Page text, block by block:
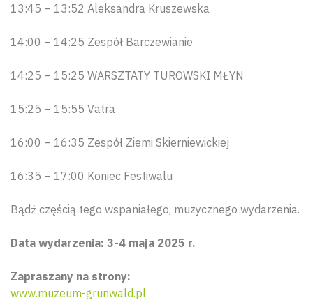
13:45 – 13:52 Aleksandra Kruszewska
14:00 – 14:25 Zespół Barczewianie
14:25 – 15:25 WARSZTATY TUROWSKI MŁYN
15:25 – 15:55 Vatra
16:00 – 16:35 Zespół Ziemi Skierniewickiej
16:35 – 17:00 Koniec Festiwalu
Bądź częścią tego wspaniałego, muzycznego wydarzenia.
Data wydarzenia: 3-4 maja 2025 r.
Zapraszany na strony:
www.muzeum-grunwald.pl